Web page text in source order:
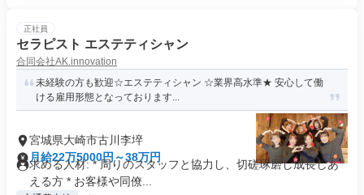
正社員
セラピスト エステティシャン
合同会社AK.innovation
未経験の方も歓迎☆エステティシャン ☆業界高水準★ 安心して働
ける雇用形態となっております...
宮城県大崎市古川李埣
月給22万5000円～38万円
求める人材: * 周りのスタッフと協力し、切磋琢磨し成長しあ
える方 * お客様や同僚...